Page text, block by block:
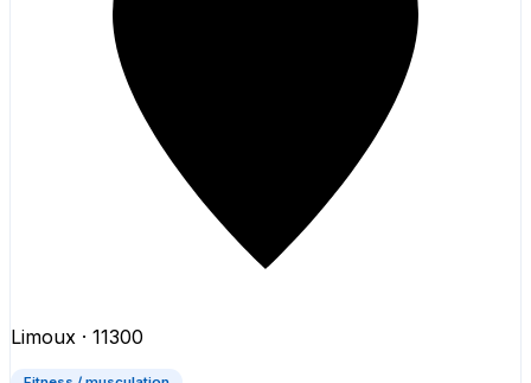
Limoux · 11300